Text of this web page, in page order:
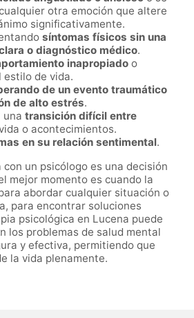
otra emoción que altere
significativamente.
síntomas físicos sin una
o diagnóstico médico.
inapropiado o
estilo de vida.
de un evento traumático
de alto estrés.
una transición difícil entre
o acontecimientos.
en su relación sentimental.
un psicólogo es una decisión
mejor momento es cuando la
abordar cualquier situación o
para encontrar soluciones
psicológica en Lucena puede
los problemas de salud mental
y efectiva, permitiendo que
la vida plenamente.